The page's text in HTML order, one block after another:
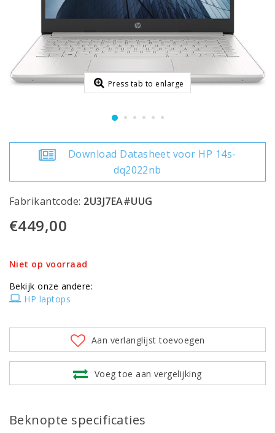
Press tab to enlarge
Download Datasheet voor HP 14s-
dq2022nb
Fabrikantcode: 2U3J7EA#UUG
€449,00
Niet op voorraad
Bekijk onze andere:
HP laptops
Aan verlanglijst toevoegen
Voeg toe aan vergelijking
Beknopte specificaties